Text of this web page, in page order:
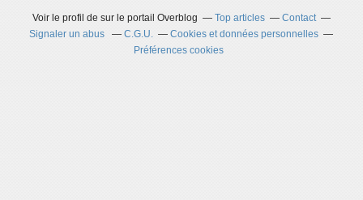
Voir le profil de sur le portail Overblog Top articles
Contact
Signaler un abus
C.G.U.
Cookies et données personnelles
Préférences cookies